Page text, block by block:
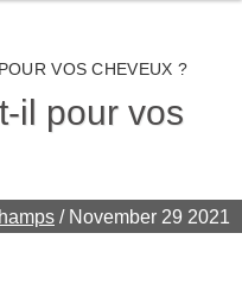
VOS CHEVEUX ?
il pour vos
/ November 29 2021